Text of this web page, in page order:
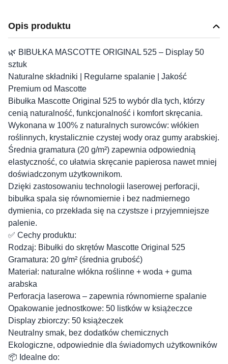
Opis produktu
🌿 BIBUŁKA MASCOTTE ORIGINAL 525 – Display 50
sztuk
Naturalne składniki | Regularne spalanie | Jakość
Premium od Mascotte
Bibułka Mascotte Original 525 to wybór dla tych, którzy
cenią naturalność, funkcjonalność i komfort skręcania.
Wykonana w 100% z naturalnych surowców: włókien
roślinnych, krystalicznie czystej wody oraz gumy arabskiej.
Średnia gramatura (20 g/m²) zapewnia odpowiednią
elastyczność, co ułatwia skręcanie papierosa nawet mniej
doświadczonym użytkownikom.
Dzięki zastosowaniu technologii laserowej perforacji,
bibułka spala się równomiernie i bez nadmiernego
dymienia, co przekłada się na czystsze i przyjemniejsze
palenie.
✅ Cechy produktu:
Rodzaj: Bibułki do skrętów Mascotte Original 525
Gramatura: 20 g/m² (średnia grubość)
Materiał: naturalne włókna roślinne + woda + guma
arabska
Perforacja laserowa – zapewnia równomierne spalanie
Opakowanie jednostkowe: 50 listków w książeczce
Display zbiorczy: 50 książeczek
Neutralny smak, bez dodatków chemicznych
Ekologiczne, odpowiednie dla świadomych użytkowników
📦 Idealne do: